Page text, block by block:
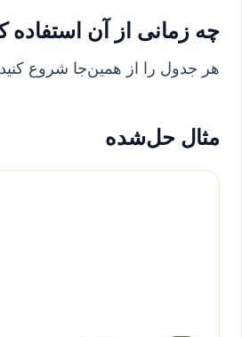
چه زمانی از آن استفاده
هر جدول را از همین‌جا شروع
مثال حل‌شده